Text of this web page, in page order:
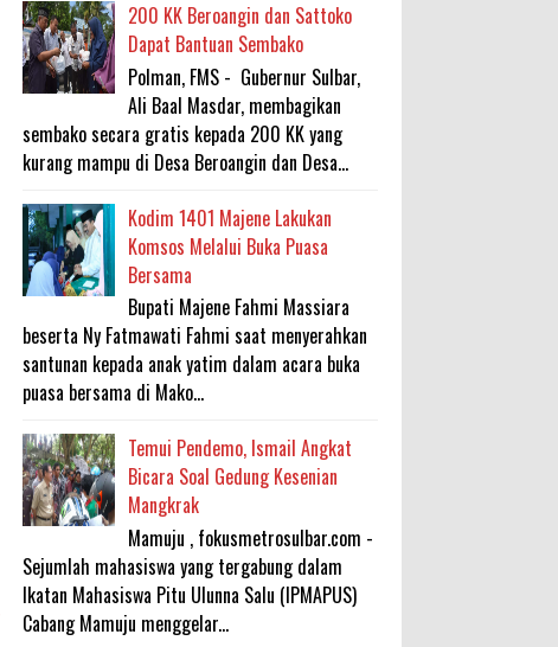
200 KK Beroangin dan Sattoko
Dapat Bantuan Sembako
Polman, FMS - Gubernur Sulbar,
Ali Baal Masdar, membagikan
sembako secara gratis kepada 200 KK yang
kurang mampu di Desa Beroangin dan Desa...
Kodim 1401 Majene Lakukan
Komsos Melalui Buka Puasa
Bersama
Bupati Majene Fahmi Massiara
beserta Ny Fatmawati Fahmi saat menyerahkan
santunan kepada anak yatim dalam acara buka
puasa bersama di Mako...
Temui Pendemo, Ismail Angkat
Bicara Soal Gedung Kesenian
Mangkrak
Mamuju , fokusmetrosulbar.com -
Sejumlah mahasiswa yang tergabung dalam
Ikatan Mahasiswa Pitu Ulunna Salu (IPMAPUS)
Cabang Mamuju menggelar...